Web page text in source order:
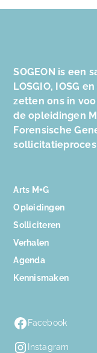
SOGEON is een
LOSGIO, IOSG
zetten ons in
de opleidingen
Forensische
Arts M+G
Opleidingen
Solliciteren
Verhalen
Agenda
Kennismaken
Facebook
Instagram